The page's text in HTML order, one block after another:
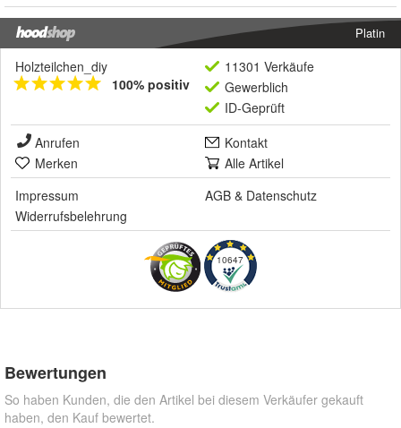
Platin
Holzteilchen_diy
100% positiv
11301 Verkäufe
Gewerblich
ID-Geprüft
Anrufen
Kontakt
Merken
Alle Artikel
Impressum
AGB & Datenschutz
Widerrufsbelehrung
10647
Bewertungen
So haben Kunden, die den Artikel bei diesem Verkäufer gekauft
haben, den Kauf bewertet.